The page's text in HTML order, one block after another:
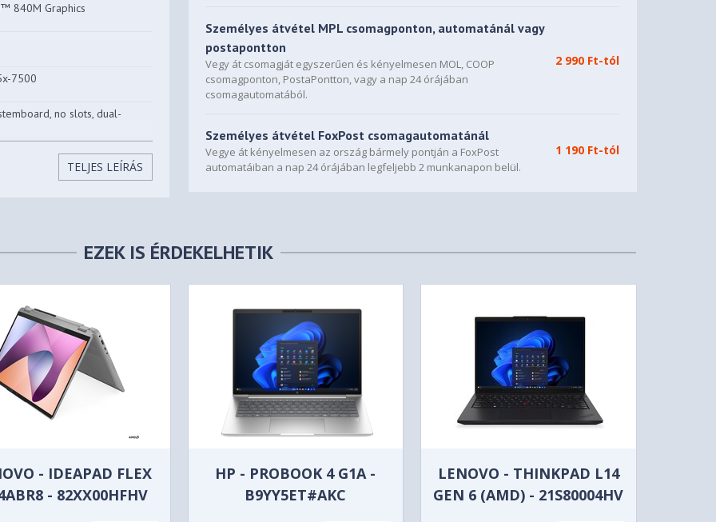
840M Graphics
7500
no slots, dual-
not upgradable
Realtek® ALC3287 codec
with Dolby Audio™
TELJES LEÍRÁS
Személyes átvétel MPL csomagponton, automatánál vagy
postapontton
Vegy át csomagját egyszerűen és kényelmesen MOL, COOP
csomagponton, PostaPontton, vagy a nap 24 órájában
csomagautomatából.
2 990 Ft-tól
Személyes átvétel FoxPost csomagautomatánál
Vegye át kényelmesen az ország bármely pontján a FoxPost
automatáiban a nap 24 órájában legfeljebb 2 munkanapon belül.
1 190 Ft-tól
EZEK IS ÉRDEKELHETIK
- IDEAPAD FLEX
- 82XX00HFHV
HP - PROBOOK 4 G1A -
B9YY5ET#AKC
LENOVO - THINKPAD L14
GEN 6 (AMD) - 21S80004HV